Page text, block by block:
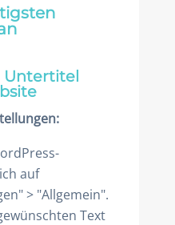
Untertitel
auf
> "Allgemein".
Text